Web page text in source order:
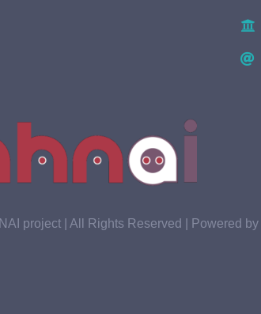
project | All Rights Reserved | Powered by